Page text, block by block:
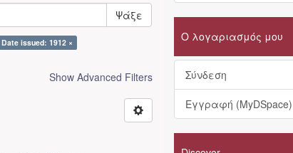
Ψάξε
Date issued: 1912 ×
Show Advanced Filters
Ο λογαριασμός μου
Σύνδεση
Εγγραφή (MyDSpace)